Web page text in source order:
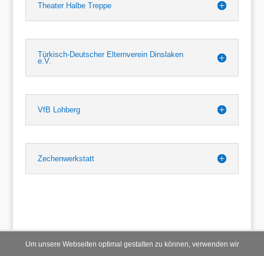
Theater Halbe Treppe
Türkisch-Deutscher Elternverein Dinslaken
e.V.
VfB Lohberg
Zechenwerkstatt
Um unsere Webseiten optimal gestalten zu können, verwenden wir